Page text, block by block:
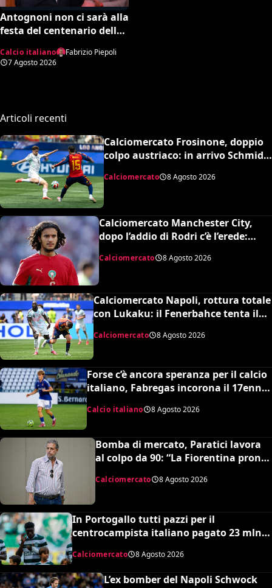
Antognoni non ci sarà alla
festa del centenario della
una lettera al vetriolo a
Commisso jr. I motivi di
Calcio italiano
Fabrizio Piepoli
7 Agosto 2026
Articoli recenti
Calciomercato Frosinone, doppio
colpo austriaco: in arrivo Schmid e
Grillitsch per la Serie A
Calciomercato 8 Agosto 2026
Calciomercato Manchester City,
dopo l’addio di Rodri c’è l’erede:
Calciomercato 8 Agosto 2026
Calciomercato Napoli, rottura totale
con Lukaku: il Fenerbahce tenta il
blitz ma c’è il nodo clausola Chelsea
Calciomercato 8 Agosto 2026
Forse c’è ancora speranza per il calcio
italiano, Fabregas incorona il 17enne
Busquets”
Calcio italiano 8 Agosto 2026
Bomba di mercato, Paratici lavora
al colpo da 90: “La Fiorentina pronta
Calciomercato 8 Agosto 2026
In Portogallo tutti pazzi per il
centrocampista italiano pagato 23 mln
ma snobbato dalla Nazionale maggiore e
dalla Serie A: lo strano caso di Issa
Doumbia
Calciomercato 8 Agosto 2026
L’ex bomber del Napoli Schwock